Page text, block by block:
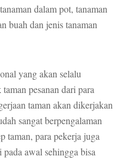
dalam pot, tanaman
buah dan jenis tanaman
yang akan selalu
pesanan dari para
taman akan dikerjakan
sangat berpengalaman
taman, para pekerja juga
awal sehingga bisa